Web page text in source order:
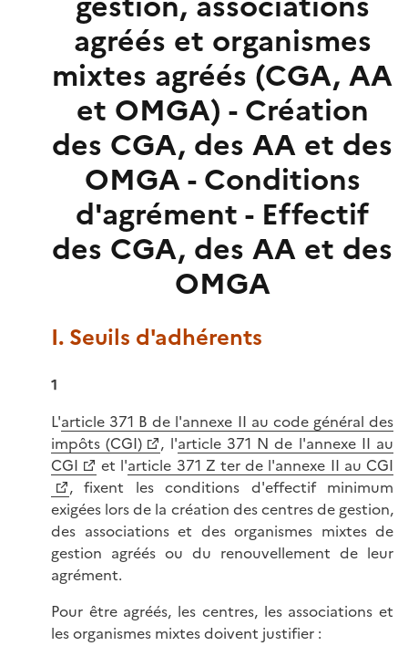
agréés et organismes
mixtes agréés (CGA, AA
et OMGA) - Création
des CGA, des AA et des
OMGA - Conditions
d'agrément - Effectif
des CGA, des AA et des
OMGA
I. Seuils d'adhérents
1
L'article 371 B de l'annexe II au code général des
impôts (CGI)
, l'article 371 N de l'annexe II au
CGI
et l'article 371 Z ter de l'annexe II au CGI
, fixent les conditions d'effectif minimum
exigées lors de la création des centres de gestion,
des associations et des organismes mixtes de
gestion agréés ou du renouvellement de leur
agrément.
Pour être agréés, les centres, les associations et
les organismes mixtes doivent justifier :